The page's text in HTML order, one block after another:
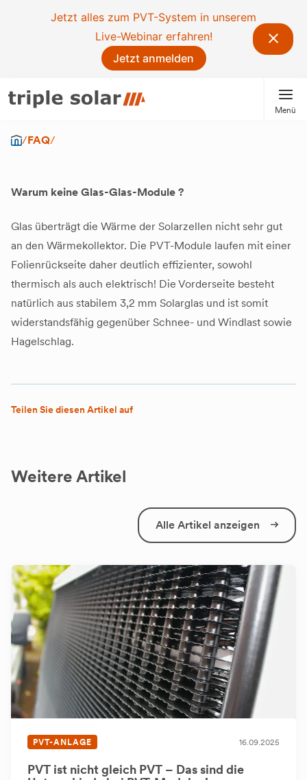
Jetzt alles zum PVT-System in unserem
Live-Webinar erfahren!
Jetzt anmelden
Menü
/FAQ/
Warum keine Glas-Glas-Module ?
Glas überträgt die Wärme der Solarzellen nicht sehr gut
an den Wärmekollektor. Die PVT-Module laufen mit einer
Folienrückseite daher deutlich effizienter, sowohl
thermisch als auch elektrisch! Die Vorderseite besteht
natürlich aus stabilem 3,2 mm Solarglas und ist somit
widerstandsfähig gegenüber Schnee- und Windlast sowie
Hagelschlag.
Teilen Sie diesen Artikel auf
Weitere Artikel
Alle Artikel anzeigen
PVT-ANLAGE 16.09.2025
PVT ist nicht gleich PVT – Das sind die